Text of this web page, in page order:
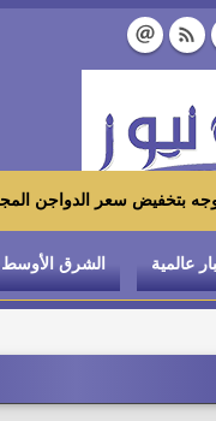
للكيلو بالمجمعات الاستهلاكية ومعارض «أهلاً رمضان»
عالمية الشرق الأوسط